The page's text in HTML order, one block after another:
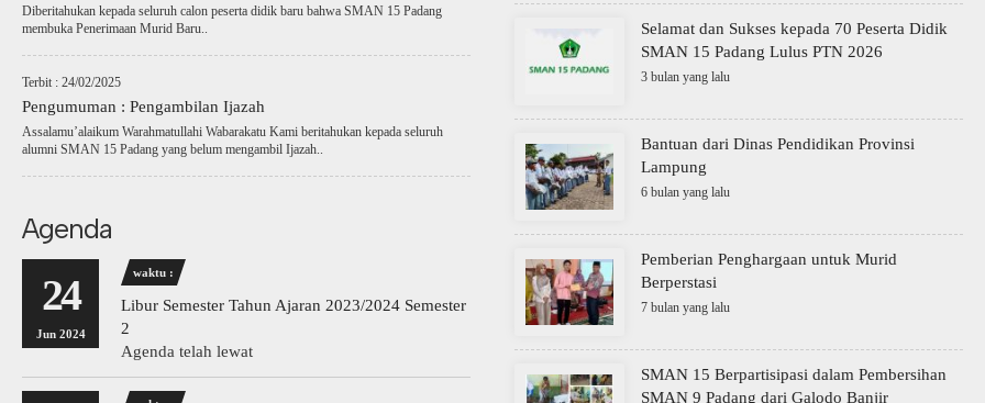
Diberitahukan kepada seluruh calon peserta didik baru bahwa SMAN 15 Padang
membuka Penerimaan Murid Baru..
Terbit : 24/02/2025
Pengumuman : Pengambilan Ijazah
Assalamu’alaikum Warahmatullahi Wabarakatu Kami beritahukan kepada seluruh
alumni SMAN 15 Padang yang belum mengambil Ijazah..
Agenda
24
Jun 2024
waktu :
Libur Semester Tahun Ajaran 2023/2024 Semester
2
Agenda telah lewat
Selamat dan Sukses kepada 70 Peserta Didik
SMAN 15 Padang Lulus PTN 2026
3 bulan yang lalu
Bantuan dari Dinas Pendidikan Provinsi
Lampung
6 bulan yang lalu
Pemberian Penghargaan untuk Murid
Berperstasi
7 bulan yang lalu
SMAN 15 Berpartisipasi dalam Pembersihan
SMAN 9 Padang dari Galodo Banjir